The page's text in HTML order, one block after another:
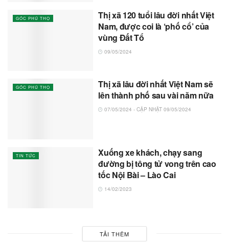
GÓC PHÚ THỌ
Thị xã 120 tuổi lâu đời nhất Việt
Nam, được coi là ‘phố cổ’ của
vùng Đất Tổ
09/05/2024
GÓC PHÚ THỌ
Thị xã lâu đời nhất Việt Nam sẽ
lên thành phố sau vài năm nữa
07/05/2024 - CẬP NHẬT 09/05/2024
TIN TỨC
Xuống xe khách, chạy sang
đường bị tông tử vong trên cao
tốc Nội Bài – Lào Cai
14/02/2023
TẢI THÊM